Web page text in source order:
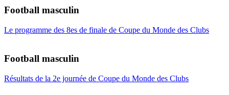
Football masculin
Le programme des 8es de finale de Coupe du Monde des Clubs
Football masculin
Résultats de la 2e journée de Coupe du Monde des Clubs